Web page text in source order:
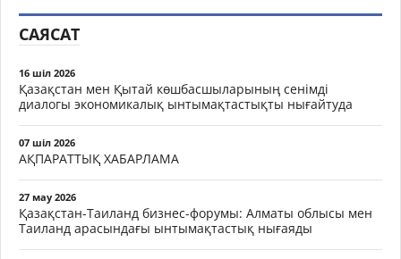
САЯСАТ
16 шіл 2026
Қазақстан мен Қытай көшбасшыларының сенімді
диалогы экономикалық ынтымақтастықты нығайтуда
07 шіл 2026
АҚПАРАТТЫҚ ХАБАРЛАМА
27 мау 2026
Қазақстан-Таиланд бизнес-форумы: Алматы облысы мен
Таиланд арасындағы ынтымақтастық нығаяды